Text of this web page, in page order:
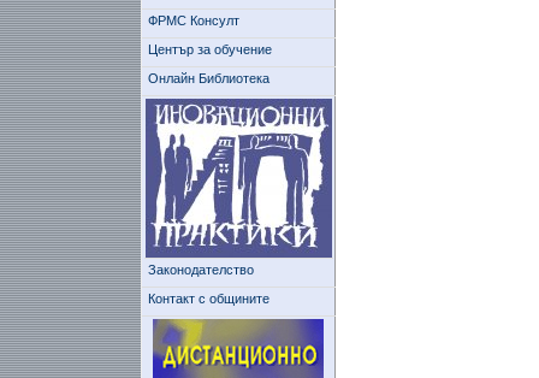
ФРМС Консулт
Център за обучение
Онлайн Библиотека
Законодателство
Контакт с общините